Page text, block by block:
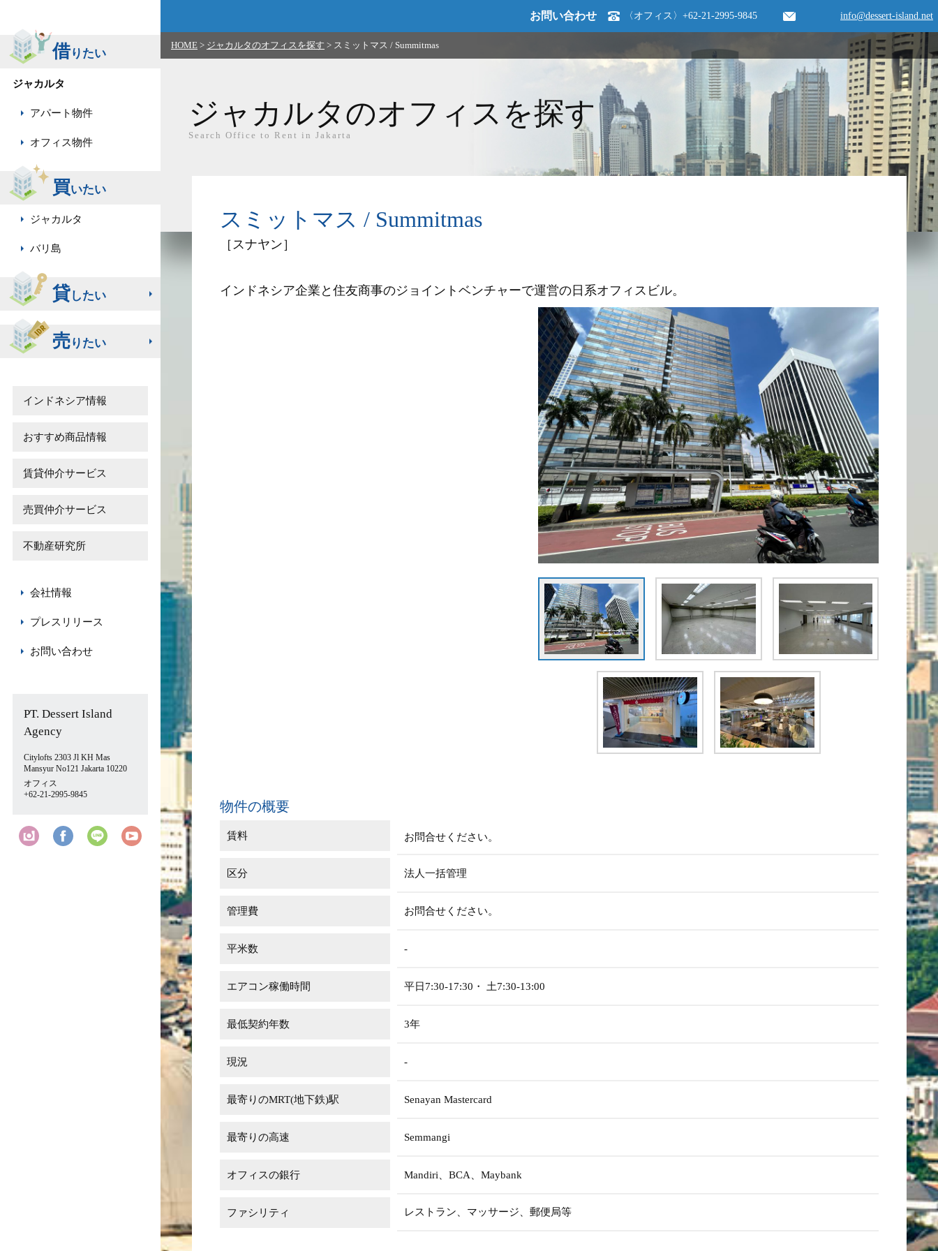
借りたい
ジャカルタ
アパート物件
オフィス物件
買いたい
ジャカルタ
バリ島
貸したい
売りたい
インドネシア情報
おすすめ商品情報
賃貸仲介サービス
売買仲介サービス
不動産研究所
会社情報
プレスリリース
お問い合わせ
PT. Dessert Island
Agency
Citylofts 2303 Jl KH Mas
Mansyur No121 Jakarta 10220
オフィス
+62-21-2995-9845
お問い合わせ 〈オフィス〉+62-21-2995-9845 info@dessert-island.net
HOME > ジャカルタのオフィスを探す > スミットマス / Summitmas
ジャカルタのオフィスを探す
Search Office to Rent in Jakarta
スミットマス / Summitmas
［スナヤン］
物件の概要
賃料 お問合せください。
区分 法人一括管理
管理費 お問合せください。
平米数 -
エアコン稼働時間 平日7:30-17:30・ 土7:30-13:00
最低契約年数 3年
現況 -
最寄りのMRT(地下鉄)駅 Senayan Mastercard
最寄りの高速 Semmangi
オフィスの銀行 Mandiri、BCA、Maybank
ファシリティ レストラン、マッサージ、郵便局等